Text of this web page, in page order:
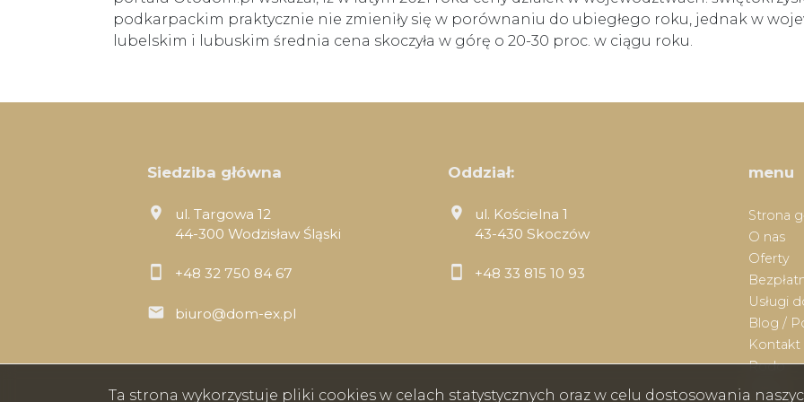
podkarpackim praktycznie nie zmieniły się w porównaniu do ubiegłego roku, jednak w
lubelskim i lubuskim średnia cena skoczyła w górę o 20-30 proc. w ciągu roku.
Siedziba główna
ul. Targowa 12
44-300 Wodzisław Śląski
+48 32 750 84 67
biuro@dom-ex.pl
Oddział:
ul. Kościelna 1
43-430 Skoczów
+48 33 815 10 93
menu
Strona
O nas
Oferty
Usługi
Blog /
Kontakt
Rodo
Ta strona wykorzystuje pliki cookies w celach statystycznych oraz w celu dostosowania